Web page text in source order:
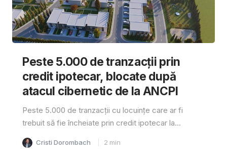
Peste 5.000 de tranzacții prin
credit ipotecar, blocate după
atacul cibernetic de la ANCPI
Peste 5.000 de tranzacții cu locuințe care ar fi
trebuit să fie încheiate prin credit ipotecar la...
Cristi Dorombach 2 min